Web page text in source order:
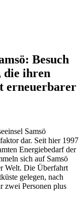
Besuch
die ihren
erneuerbarer
Samsö
dar. Seit hier 1997
Energiebedarf der
sich auf Samsö
Welt. Die Überfahrt
gelegen, nach
zwei Personen plus